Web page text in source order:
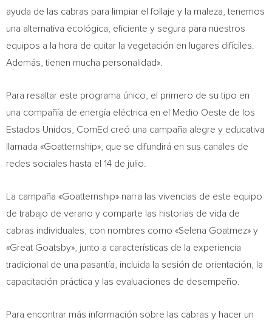
ayuda de las cabras para limpiar el follaje y la maleza, tenemos
una alternativa ecológica, eficiente y segura para nuestros
equipos a la hora de quitar la vegetación en lugares difíciles.
Además, tienen mucha personalidad».
Para resaltar este programa único, el primero de su tipo en
una compañía de energía eléctrica en el
Medio Oeste de los
Estados Unidos, ComEd creó una campaña alegre y educativa
llamada «Goatternship», que se difundirá en sus canales de
redes sociales hasta el 14 de julio.
La campaña «Goatternship» narra las vivencias de este equipo
de trabajo de verano y comparte las historias de vida de
cabras individuales, con nombres como «Selena Goatmez» y
«Great Goatsby», junto a características de la experiencia
tradicional de una pasantía, incluida la sesión de orientación, la
capacitación práctica y las evaluaciones de desempeño.
Para encontrar más información sobre las cabras y hacer un